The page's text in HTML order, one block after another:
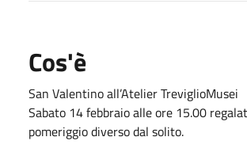
Cos'è
San Valentino all’Atelier TreviglioMusei
Sabato 14 febbraio alle ore 15.00
pomeriggio diverso dal solito.